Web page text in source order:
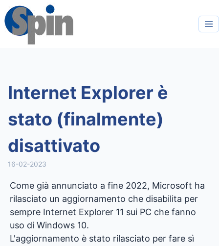
Internet Explorer è
stato (finalmente)
disattivato
16-02-2023
Come già annunciato a fine 2022, Microsoft ha
rilasciato un aggiornamento che disabilita per
sempre Internet Explorer 11 sui PC che fanno
uso di Windows 10.
L'aggiornamento è stato rilasciato per fare sì